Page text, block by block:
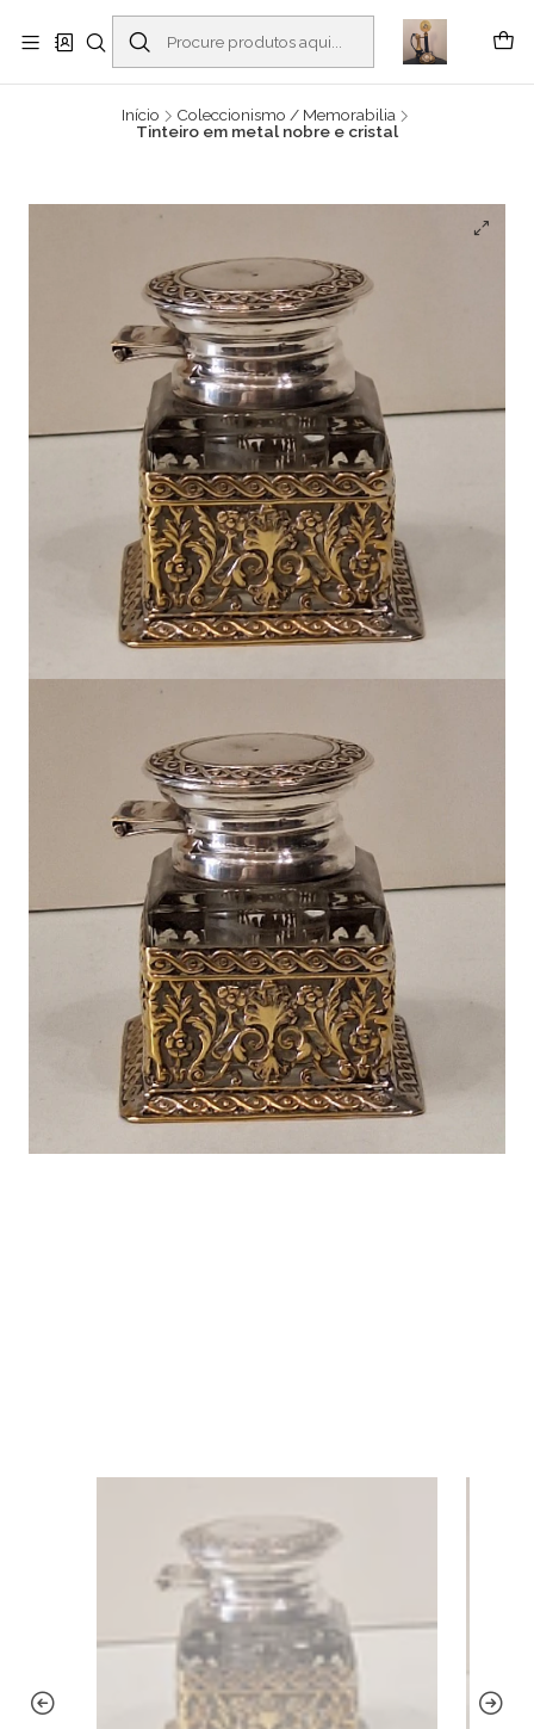
Buscantiguidades - Leilões. Colecionismo e antiguidades em Viana do
Castelo -
Ler mais
Início
Coleccionismo / Memorabilia
Tinteiro em metal nobre e cristal